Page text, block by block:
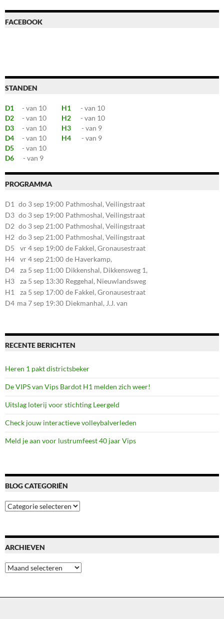
FACEBOOK
STANDEN
D1 - van 10 H1
- van 10
D2
- van 10 H2
- van 10
D3
- van 10 H3
- van 9
D4
- van 10 H4
- van 9
D5
- van 10
D6
- van 9
PROGRAMMA
D1 do 3 sep 19:00 Pathmoshal, Veilingstraat
20, 7545LZ Enschede
D3 do 3 sep 19:00 Pathmoshal, Veilingstraat
20, 7545LZ Enschede
D2 do 3 sep 21:00 Pathmoshal, Veilingstraat
20, 7545LZ Enschede
H2 do 3 sep 21:00 Pathmoshal, Veilingstraat
20, 7545LZ Enschede
D5 vr 4 sep 19:00 de Fakkel, Gronausestraat
107, 7581CE Losser
H4 vr 4 sep 21:00 de Haverkamp,
Stationsstraat 30, 7475AM
Markelo
D4 za 5 sep 11:00 Dikkenshal, Dikkensweg 1,
7641CC Wierden
H3 za 5 sep 13:30 Reggehal, Nieuwlandsweg
1, 7461VP Rijssen
H1 za 5 sep 17:00 de Fakkel, Gronausestraat
107, 7581CE Losser
D4 ma 7 sep 19:30 Diekmanhal, J.J. van
RECENTE BERICHTEN
Heren 1 pakt districtsbeker
De VIPS van Vips Bardot H1 melden zich weer!
Uitslag loterij voor stichting Leergeld
Check jouw interactieve volleybalverleden
Meld je aan voor lustrumfeest 40 jaar Vips
BLOG CATEGORIËN
Blog
categoriën
ARCHIEVEN
Archieven